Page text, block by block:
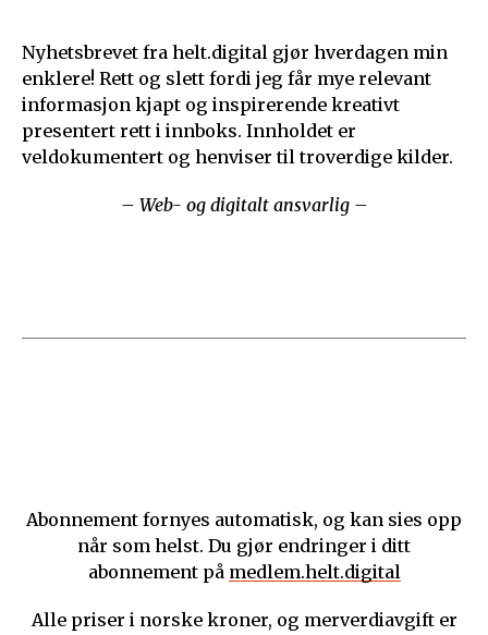
Nyhetsbrevet fra helt.digital gjør hverdagen min
enklere! Rett og slett fordi jeg får mye relevant
informasjon kjapt og inspirerende kreativt
presentert rett i innboks. Innholdet er
veldokumentert og henviser til troverdige kilder.
– Web- og digitalt ansvarlig –
Abonnement fornyes automatisk, og kan sies opp
når som helst. Du gjør endringer i ditt
abonnement på medlem.helt.digital
Alle priser i norske kroner, og merverdiavgift er